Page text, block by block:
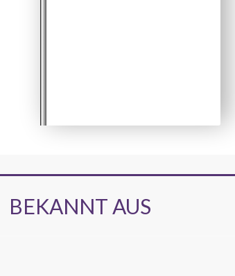
BEKANNT AUS